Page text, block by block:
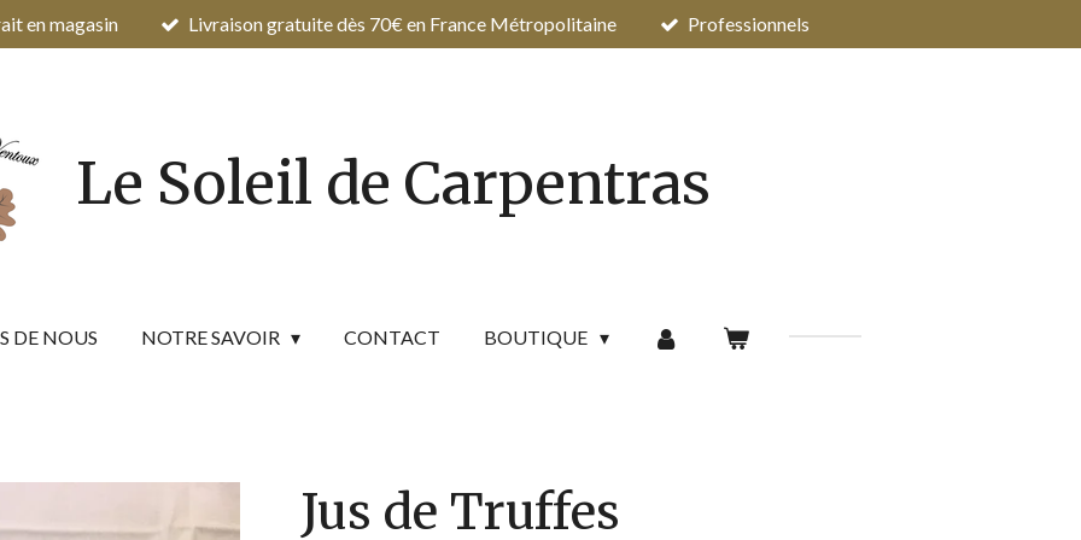
en magasin Livraison gratuite dès 70€ en France Métropolitaine Professionnels
Le Soleil de Carpentras
DE NOUS NOTRE SAVOIR CONTACT BOUTIQUE
Jus de Truffes